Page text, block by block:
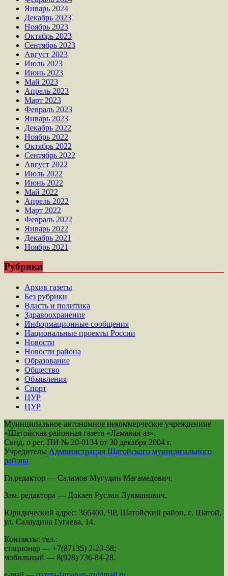
Январь 2024
Декабрь 2023
Ноябрь 2023
Октябрь 2023
Сентябрь 2023
Август 2023
Июль 2023
Июнь 2023
Май 2023
Апрель 2023
Март 2023
Февраль 2023
Январь 2023
Декабрь 2022
Ноябрь 2022
Октябрь 2022
Сентябрь 2022
Август 2022
Июль 2022
Июнь 2022
Май 2022
Апрель 2022
Март 2022
Февраль 2022
Январь 2022
Декабрь 2021
Ноябрь 2021
Рубрики
Архив газеты
Без рубрики
Власть и политика
Здравоохранение
Информационные сообщения
Национальные проекты России
Новости
Новости района
Образование
Общество
Объявления
Спорт
ЦУР
ЦУР
Муниципальное автономное некоммерческое учреждениие
«Шатойская районная газета «Ламанан аз».
Свид. о рег. ПИ № 20-0134 от 30 декабря 2004 г.
Учредитель: Администрация Шатойского муниципального
района
Гл.редактор — Саламов Мугудин Магамедович.
Зам. редактора — Докаев Руслан Лукманович.
Юридический адрес: 366400, ЧР, Шатойский район, с. Шатой,
ул. Салаудина Гугаева, 14.
Контакты: тел.:
стационар — +7(87135) 2-23-58;
мобильный — 8(928) 736-84-28.